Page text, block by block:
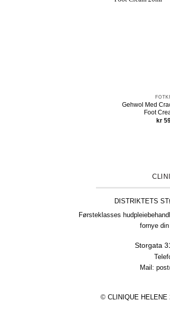
Gehwol Med
Foot
kr
DISTRIKTETS
Førsteklasses
fornye
Storgata
Mail:
© CLINIQUE HELENE